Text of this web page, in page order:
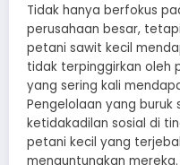
Tidak hanya berfokus
perusahaan besar,
petani sawit kecil
tidak terpinggirkan oleh
yang sering kali
Pengelolaan yang buruk
ketidakadilan sosial di
petani kecil yang
menguntungkan